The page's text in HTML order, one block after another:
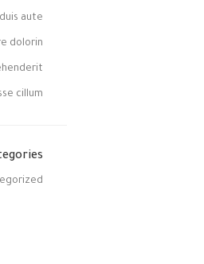
aute
dolorin
cillum